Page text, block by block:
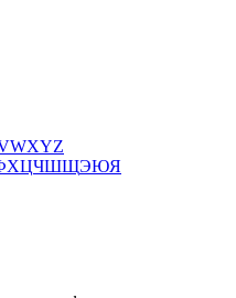
WXYZ
ХЦЧШЩЭЮЯ